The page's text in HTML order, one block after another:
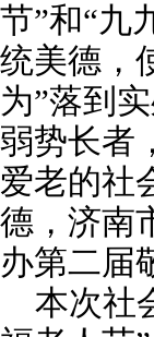
节”和“九
统美德，
为”落到
弱势长者
爱老的社
德，济南
办第二届
本次社